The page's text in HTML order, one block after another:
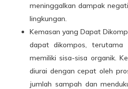
meninggalkan dampak
lingkungan.
Kemasan yang Dapat
dapat dikompos, terutama
memiliki sisa-sisa organik.
diurai dengan cepat oleh
jumlah sampah dan